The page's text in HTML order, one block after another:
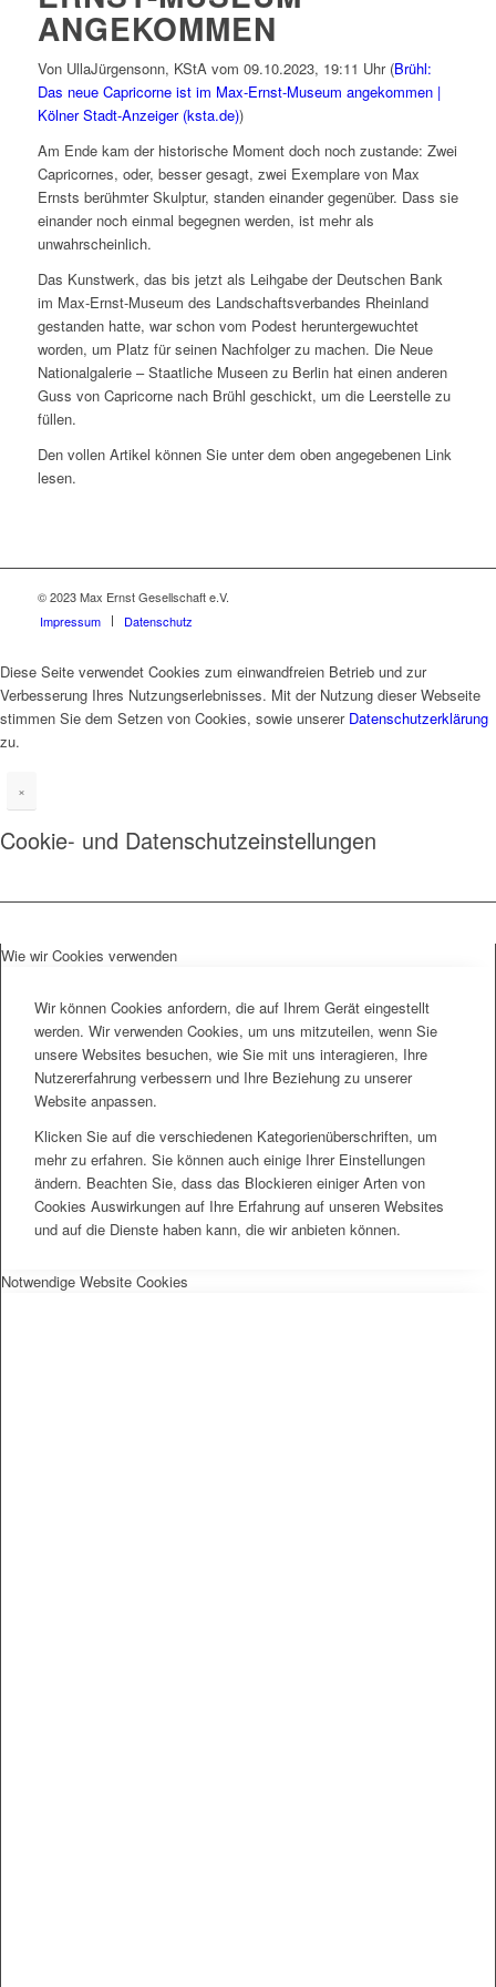
ANGEKOMMEN
Von UllaJürgensonn, KStA vom 09.10.2023, 19:11 Uhr (Brühl:
Das neue Capricorne ist im Max-Ernst-Museum angekommen |
Kölner Stadt-Anzeiger (ksta.de))
Am Ende kam der historische Moment doch noch zustande: Zwei
Capricornes, oder, besser gesagt, zwei Exemplare von Max
Ernsts berühmter Skulptur, standen einander gegenüber. Dass sie
einander noch einmal begegnen werden, ist mehr als
unwahrscheinlich.
Das Kunstwerk, das bis jetzt als Leihgabe der Deutschen Bank
im Max-Ernst-Museum des Landschaftsverbandes Rheinland
gestanden hatte, war schon vom Podest heruntergewuchtet
worden, um Platz für seinen Nachfolger zu machen. Die Neue
Nationalgalerie – Staatliche Museen zu Berlin hat einen anderen
Guss von Capricorne nach Brühl geschickt, um die Leerstelle zu
füllen.
Den vollen Artikel können Sie unter dem oben angegebenen Link
lesen.
© 2023 Max Ernst Gesellschaft e.V.
Impressum
Datenschutz
Diese Seite verwendet Cookies zum einwandfreien Betrieb und zur
Verbesserung Ihres Nutzungserlebnisses. Mit der Nutzung dieser Webseite
stimmen Sie dem Setzen von Cookies, sowie unserer Datenschutzerklärung
zu.
×
Cookie- und Datenschutzeinstellungen
Wie wir Cookies verwenden
Wir können Cookies anfordern, die auf Ihrem Gerät eingestellt
werden. Wir verwenden Cookies, um uns mitzuteilen, wenn Sie
unsere Websites besuchen, wie Sie mit uns interagieren, Ihre
Nutzererfahrung verbessern und Ihre Beziehung zu unserer
Website anpassen.
Klicken Sie auf die verschiedenen Kategorienüberschriften, um
mehr zu erfahren. Sie können auch einige Ihrer Einstellungen
ändern. Beachten Sie, dass das Blockieren einiger Arten von
Cookies Auswirkungen auf Ihre Erfahrung auf unseren Websites
und auf die Dienste haben kann, die wir anbieten können.
Notwendige Website Cookies